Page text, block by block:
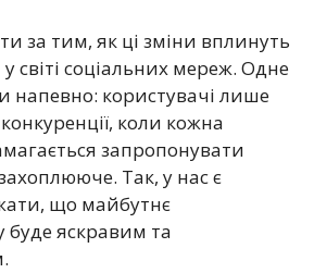
за тим, як ці зміни вплинуть
світі соціальних мереж. Одне
напевно: користувачі лише
коли кожна
запропонувати
Так, у нас є
що майбутнє
буде яскравим та